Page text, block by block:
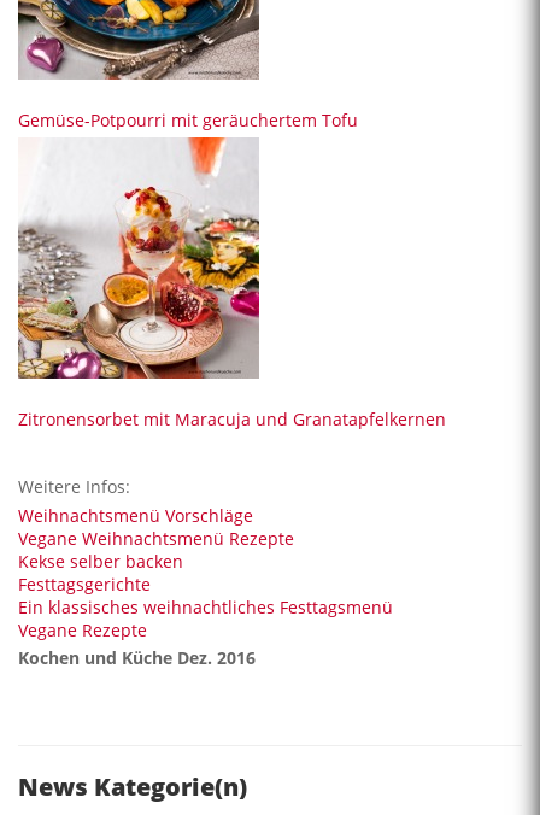
Gemüse-Potpourri mit geräuchertem Tofu
Zitronensorbet mit Maracuja und Granatapfelkernen
Weitere Infos:
Weihnachtsmenü Vorschläge
Vegane Weihnachtsmenü Rezepte
Kekse selber backen
Festtagsgerichte
Ein klassisches weihnachtliches Festtagsmenü
Vegane Rezepte
Kochen und Küche Dez. 2016
News Kategorie(n)